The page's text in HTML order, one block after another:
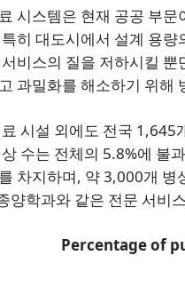
시스템은 현재 공공 부
히 대도시에서 설계 용
비스의 질을 저하시킬
과밀화를 해소하기 위해
시설 외에도 전국
수는 전체의 5.8%에 불
차지하며, 약 3,000개
양학과와 같은 전문 서비
Percentage of